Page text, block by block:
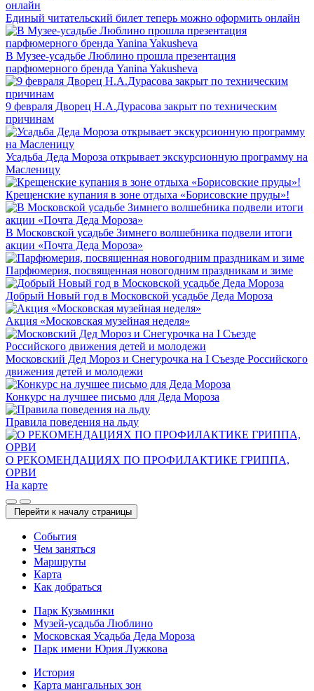
Единый читательский билет теперь можно оформить онлайн
В Музее-усадьбе Люблино прошла презентация
парфюмерного бренда Yanina Yakusheva
9 февраля Дворец Н.А.Дурасова закрыт по техническим
причинам
Усадьба Деда Мороза открывает экскурсионную программу на
Масленицу
Крещенские купания в зоне отдыха «Борисовские пруды»!
В Московской усадьбе Зимнего волшебника подвели итоги
акции «Почта Деда Мороза»
Парфюмерия, посвященная новогодним праздникам и зиме
Добрый Новый год в Московской усадьбе Деда Мороза
Акция «Московская музейная неделя»
Московский Дед Мороз и Снегурочка на I Съезде Российского
движения детей и молодежи
Конкурс на лучшее письмо для Деда Мороза
Правила поведения на льду
О РЕКОМЕНДАЦИЯХ ПО ПРОФИЛАКТИКЕ ГРИППА,
ОРВИ
На карте
Перейти к началу страницы
Cобытия
Чем заняться
Маршруты
Карта
Как добраться
Парк Кузьминки
Музей-усадьба Люблино
Московская Усадьба Деда Мороза
Парк имени Юрия Лужкова
История
Карта мангальных зон